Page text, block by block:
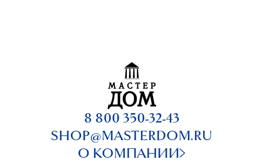
8 800 350-32-43
SHOP@MASTERDOM.RU
О КОМПАНИИ